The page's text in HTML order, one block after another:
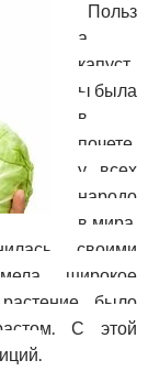
Польз
а
капуст
ы была
в
почете
у всех
народо
в мира.
своими
широкое
было
С этой